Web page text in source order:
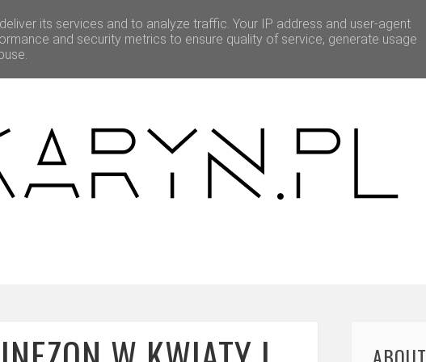
BEAUTY O MNIE WSPÓŁPRACA
its services and to analyze traffic. Your IP address and user-agent
and security metrics to ensure quality of service, generate usage